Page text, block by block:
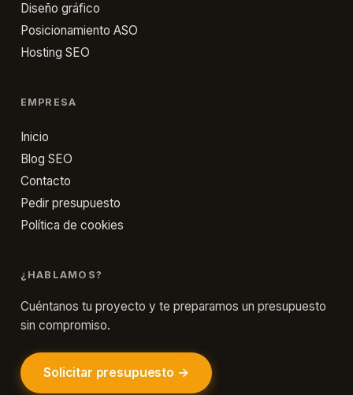
Diseño gráfico
Posicionamiento ASO
Hosting SEO
EMPRESA
Inicio
Blog SEO
Contacto
Pedir presupuesto
Política de cookies
¿HABLAMOS?
Cuéntanos tu proyecto y te preparamos un presupuesto
sin compromiso.
Solicitar presupuesto →